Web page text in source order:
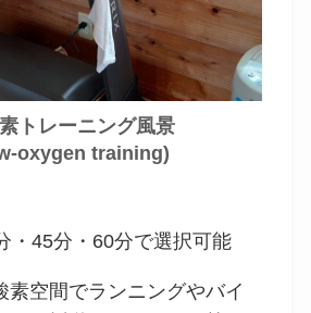
トレーニング風景
oxygen training)
45分・60分で選択可能
空間でランニングやバイ